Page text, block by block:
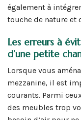
également à
touche de nature et
Les erreurs à
d’une petite
Lorsque vous
mezzanine, il est
courants. Parmi
des meubles trop